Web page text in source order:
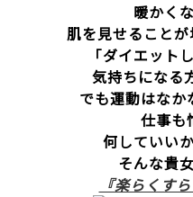
暖かく
肌を見せること
「ダイエット
気持ちにな
でも運動はな
仕事も
何していい
そんな貴
『楽らくす